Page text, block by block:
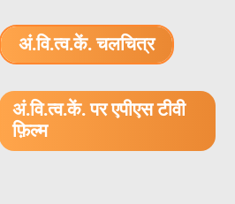
अं.वि.त्व.कें. चलचित्र
अं.वि.त्व.कें. पर एपीएस टीवी
फ़िल्म